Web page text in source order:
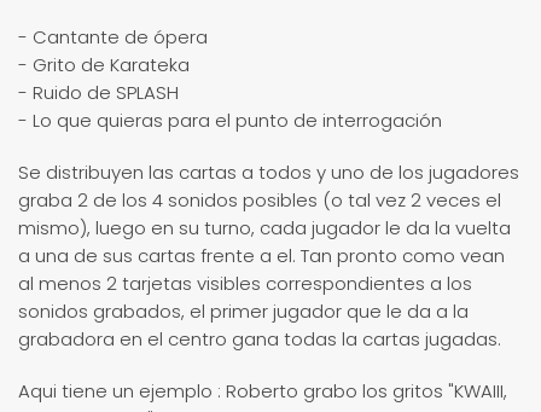
- Cantante de ópera
- Grito de Karateka
- Ruido de SPLASH
- Lo que quieras para el punto de interrogación
Se distribuyen las cartas a todos y uno de los jugadores
graba 2 de los 4 sonidos posibles (o tal vez 2 veces el
mismo), luego en su turno, cada jugador le da la vuelta
a una de sus cartas frente a el. Tan pronto como vean
al menos 2 tarjetas visibles correspondientes a los
sonidos grabados, el primer jugador que le da a la
grabadora en el centro gana todas la cartas jugadas.
Aqui tiene un ejemplo : Roberto grabo los gritos "KWAIII,